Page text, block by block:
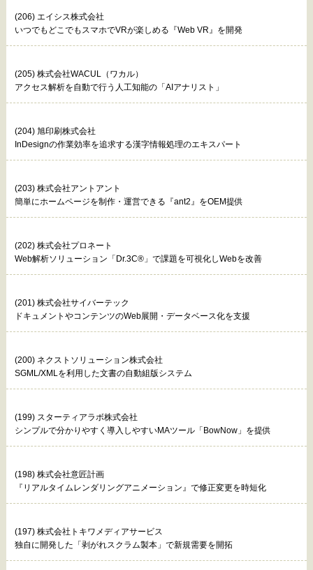
(206) エイシス株式会社
いつでもどこでもスマホでVRが楽しめる『Web VR』を開発
(205) 株式会社WACUL（ワカル）
アクセス解析を自動で行う人工知能の「AIアナリスト」
(204) 旭印刷株式会社
InDesignの作業効率を追求する漢字情報処理のエキスパート
(203) 株式会社アントアント
簡単にホームページを制作・運営できる『ant2』をOEM提供
(202) 株式会社プロネート
Web解析ソリューション「Dr.3C®」で課題を可視化しWebを改善
(201) 株式会社サイバーテック
ドキュメントやコンテンツのWeb展開・データベース化を支援
(200) ネクストソリューション株式会社
SGML/XMLを利用した文書の自動組版システム
(199) スターティアラボ株式会社
シンプルで分かりやすく導入しやすいMAツール「BowNow」を提供
(198) 株式会社意匠計画
『リアルタイムレンダリングアニメーション』で修正変更を時短化
(197) 株式会社トキワメディアサービス
独自に開発した「剥がれスクラム製本」で新規需要を開拓